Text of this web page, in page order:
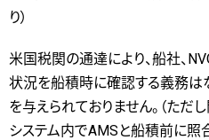
り）
米国税関の通達により、船社、
状況を船積時に確認する義務は
を与えられておりません。（た
システム内でAMSと船積前に照